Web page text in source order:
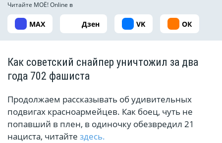
Читайте МОЁ! Online в
MAX Дзен VK ОК
Как советский снайпер уничтожил за два
года 702 фашиста
Продолжаем рассказывать об удивительных
подвигах красноармейцев. Как боец, чуть не
попавший в плен, в одиночку обезвредил 21
нациста, читайте здесь.